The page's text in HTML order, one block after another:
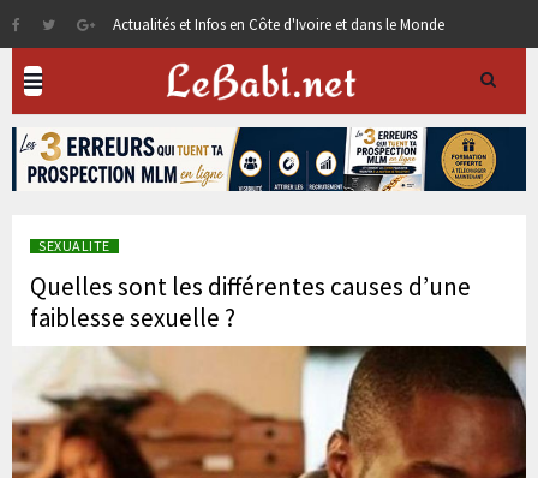
Actualités et Infos en Côte d'Ivoire et dans le Monde
SEXUALITE
Quelles sont les différentes causes d’une
faiblesse sexuelle ?